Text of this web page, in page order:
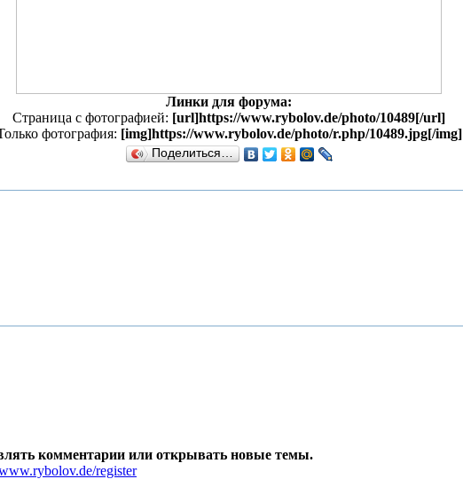
Линки для форума:
Страница с фотографией: [url]https://www.rybolov.de/photo/10489[/url]
фотография: [img]https://www.rybolov.de/photo/r.php/10489.jpg[/img]
Поделиться…
комментарии или открывать новые темы.
register